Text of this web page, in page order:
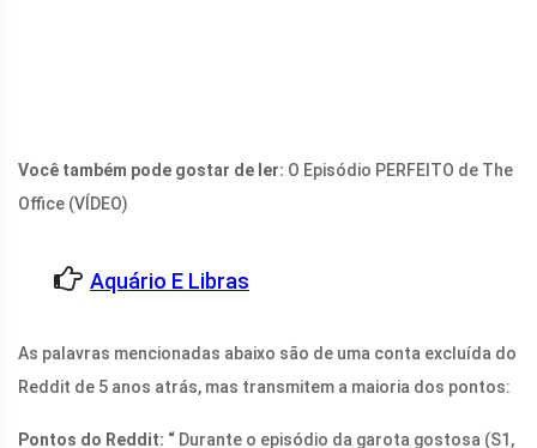
Você também pode gostar de ler: O Episódio PERFEITO de The
Office (VÍDEO)
Aquário E Libras
As palavras mencionadas abaixo são de uma conta excluída do
Reddit de 5 anos atrás, mas transmitem a maioria dos pontos:
Pontos do Reddit: “ Durante o episódio da garota gostosa (S1,